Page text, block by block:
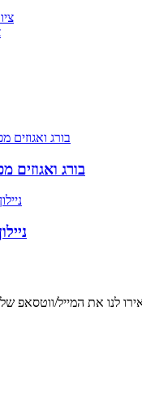
בורג ואגוזים